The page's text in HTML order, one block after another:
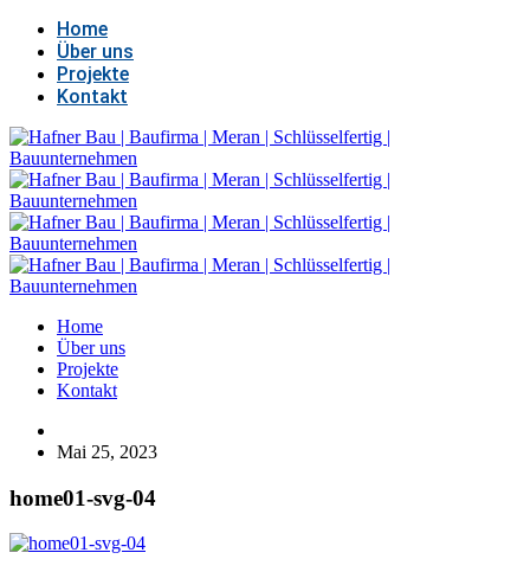
Home
Über uns
Projekte
Kontakt
Home
Über uns
Projekte
Kontakt
Mai 25, 2023
home01-svg-04